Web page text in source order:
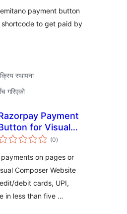
payment button
shortcode to get paid by
स्थापना
गरिएको
Payment
for Visual
(0कुल
रेटिङ्गहरू
)
on pages or
Composer Website
debit cards, UPI,
in less than five …